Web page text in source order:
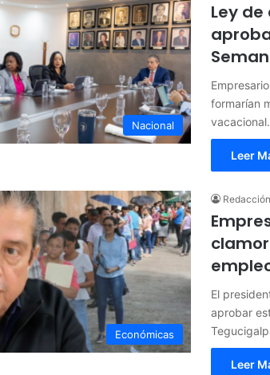
Nacional
Ley
formarían
Leer
Económicas
Redacción
El
aprobar
Leer